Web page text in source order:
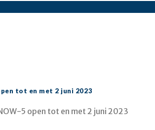
tot en met 2 juni 2023